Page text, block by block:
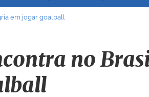
em jogar goalball
no